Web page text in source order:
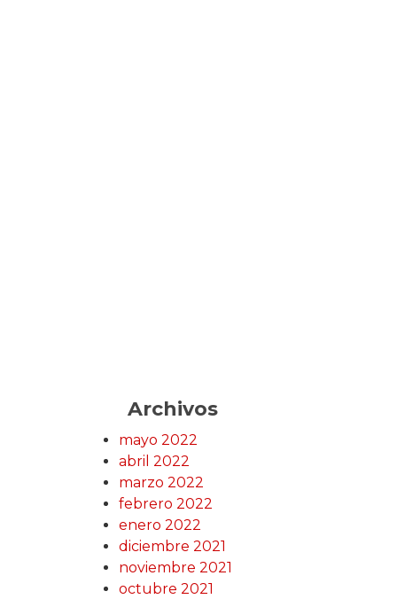
Archivos
mayo 2022
abril 2022
marzo 2022
febrero 2022
enero 2022
diciembre 2021
noviembre 2021
octubre 2021